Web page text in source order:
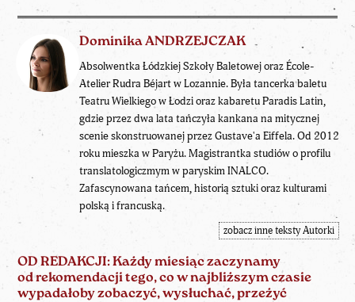
Dominika ANDRZEJCZAK
Absolwentka Łódzkiej Szkoły Baletowej oraz École-
Atelier Rudra Béjart w Lozannie. Była tancerka baletu
Teatru Wielkiego w Łodzi oraz kabaretu Paradis Latin,
gdzie przez dwa lata tańczyła kankana na mitycznej
scenie skonstruowanej przez Gustave'a Eiffela. Od 2012
roku mieszka w Paryżu. Magistrantka studiów o profilu
translatologiczmym w paryskim INALCO.
Zafascynowana tańcem, historią sztuki oraz kulturami
polską i francuską.
zobacz inne teksty Autorki
OD REDAKCJI: Każdy miesiąc zaczynamy
od rekomendacji tego, co w najbliższym czasie
wypadałoby zobaczyć, wysłuchać, przeżyć